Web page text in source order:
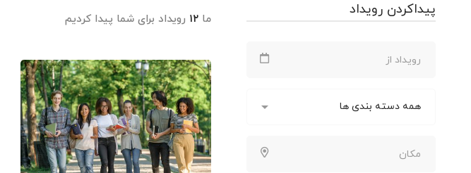
پیداکردن رویداد
ما۱۲ رویداد برای شما پیدا کردیم